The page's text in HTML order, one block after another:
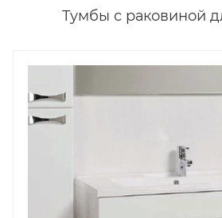
Тумбы с раковиной